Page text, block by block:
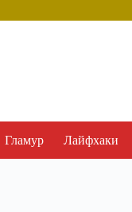
Гламур Лайфхаки